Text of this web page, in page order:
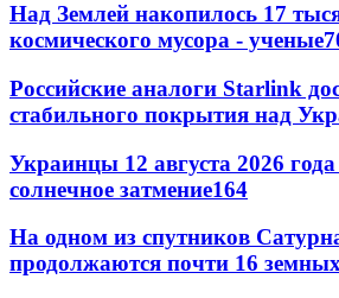
Над Землей накопилось 17
космического мусора - ученые
Российские аналоги Starlink
стабильного покрытия над
Украинцы 12 августа 2026
солнечное затмение164
На одном из спутников
продолжаются почти 16